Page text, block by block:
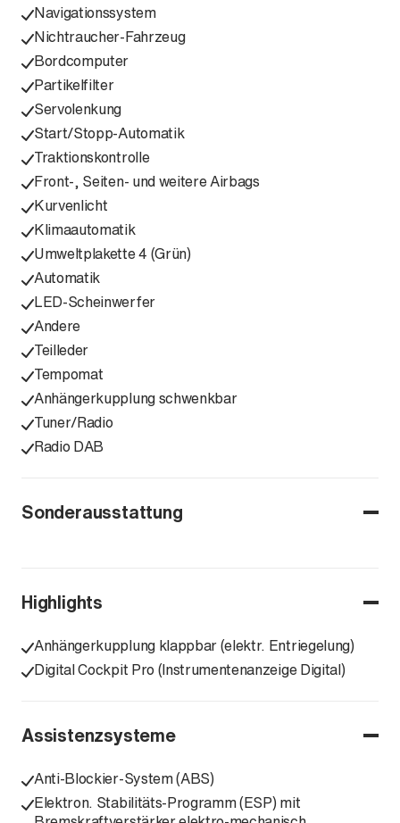
Navigationssystem
Nichtraucher-Fahrzeug
Bordcomputer
Partikelfilter
Servolenkung
Start/Stopp-Automatik
Traktionskontrolle
Front-, Seiten- und weitere Airbags
Kurvenlicht
Klimaautomatik
Umweltplakette 4 (Grün)
Automatik
LED-Scheinwerfer
Andere
Teilleder
Tempomat
Anhängerkupplung schwenkbar
Tuner/Radio
Radio DAB
Sonderausstattung
Highlights
Anhängerkupplung klappbar (elektr. Entriegelung)
Digital Cockpit Pro (Instrumentenanzeige Digital)
Assistenzsysteme
Anti-Blockier-System (ABS)
Elektron. Stabilitäts-Programm (ESP) mit